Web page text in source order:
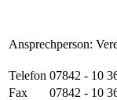
Ansprechperson:
Telefon 07842 - 10
Fax
07842 - 10